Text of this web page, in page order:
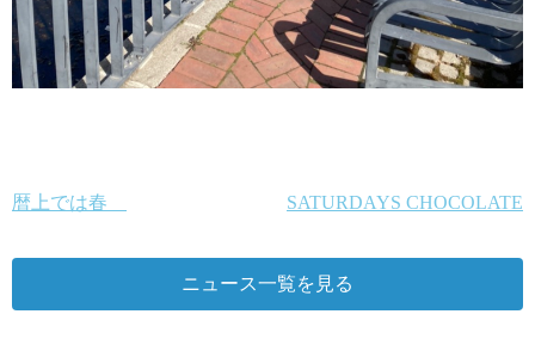
投
稿
暦上では春 SATURDAYS CHOCOLATE
ニュース一覧を見る